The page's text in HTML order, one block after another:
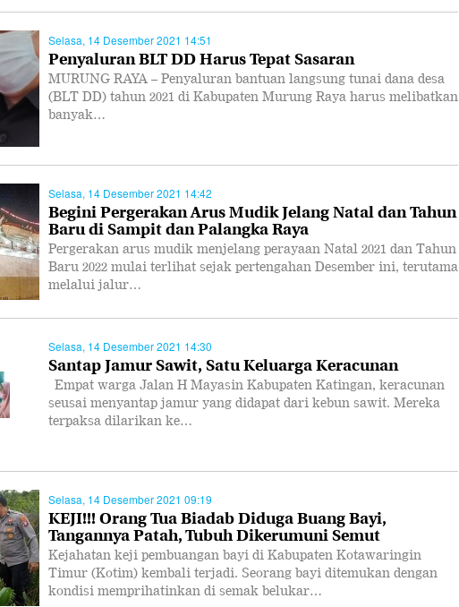
Selasa, 14 Desember 2021 14:51
Penyaluran BLT DD Harus Tepat Sasaran
MURUNG RAYA – Penyaluran bantuan langsung tunai dana desa
(BLT DD) tahun 2021 di Kabupaten Murung Raya harus melibatkan
banyak…
Selasa, 14 Desember 2021 14:42
Begini Pergerakan Arus Mudik Jelang Natal dan Tahun
Baru di Sampit dan Palangka Raya
Pergerakan arus mudik menjelang perayaan Natal 2021 dan Tahun
Baru 2022 mulai terlihat sejak pertengahan Desember ini, terutama
melalui jalur…
Selasa, 14 Desember 2021 14:30
Santap Jamur Sawit, Satu Keluarga Keracunan
Empat warga Jalan H Mayasin Kabupaten Katingan, keracunan
seusai menyantap jamur yang didapat dari kebun sawit. Mereka
terpaksa dilarikan ke…
Selasa, 14 Desember 2021 09:19
KEJI!!! Orang Tua Biadab Diduga Buang Bayi,
Tangannya Patah, Tubuh Dikerumuni Semut
Kejahatan keji pembuangan bayi di Kabupaten Kotawaringin
Timur (Kotim) kembali terjadi. Seorang bayi ditemukan dengan
kondisi memprihatinkan di semak belukar…